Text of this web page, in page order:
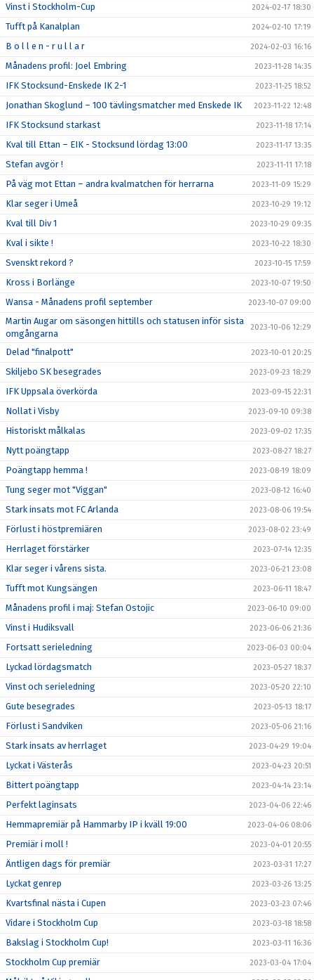
Vinst i Stockholm-Cup 2024-02-17 18:30
Tufft på Kanalplan 2024-02-10 17:19
B o l l e n - r u l l a r 2024-02-03 16:16
Månadens profil: Joel Embring 2023-11-28 14:35
IFK Stocksund-Enskede IK 2-1 2023-11-25 18:52
Jonathan Skoglund – 100 tävlingsmatcher med Enskede IK 2023-11-22 12:48
IFK Stocksund starkast 2023-11-18 17:14
Kval till Ettan – EIK - Stocksund lördag 13:00 2023-11-17 13:35
Stefan avgör ! 2023-11-11 17:18
På väg mot Ettan – andra kvalmatchen för herrarna 2023-11-09 15:29
Klar seger i Umeå 2023-10-29 19:12
Kval till Div 1 2023-10-29 09:35
Kval i sikte ! 2023-10-22 18:30
Svenskt rekord ? 2023-10-15 17:59
Kross i Borlänge 2023-10-07 19:50
Wansa - Månadens profil september 2023-10-07 09:00
Martin Augar om säsongen hittills och statusen inför sista
omgångarna
2023-10-06 12:29
Delad "finalpott" 2023-10-01 20:25
Skiljebo SK besegrades 2023-09-23 18:29
IFK Uppsala överkörda 2023-09-15 22:31
Nollat i Visby 2023-09-10 09:38
Historiskt målkalas 2023-09-02 17:35
Nytt poängtapp 2023-08-27 18:27
Poängtapp hemma ! 2023-08-19 18:09
Tung seger mot "Viggan" 2023-08-12 16:40
Stark insats mot FC Arlanda 2023-08-06 19:54
Förlust i höstpremiären 2023-08-02 23:49
Herrlaget förstärker 2023-07-14 12:35
Klar seger i vårens sista. 2023-06-21 23:08
Tufft mot Kungsängen 2023-06-11 18:47
Månadens profil i maj: Stefan Ostojic 2023-06-10 09:00
Vinst i Hudiksvall 2023-06-06 21:36
Fortsatt serieledning 2023-06-03 00:04
Lyckad lördagsmatch 2023-05-27 18:37
Vinst och serieledning 2023-05-20 22:10
Gute besegrades 2023-05-13 18:17
Förlust i Sandviken 2023-05-06 21:16
Stark insats av herrlaget 2023-04-29 19:04
Lyckat i Västerås 2023-04-23 20:51
Bittert poängtapp 2023-04-14 23:14
Perfekt laginsats 2023-04-06 22:46
Hemmapremiär på Hammarby IP i kväll 19:00 2023-04-06 08:06
Premiär i moll ! 2023-04-01 20:55
Äntligen dags för premiär 2023-03-31 17:27
Lyckat genrep 2023-03-26 13:25
Kvartsfinal nästa i Cupen 2023-03-23 07:46
Vidare i Stockholm Cup 2023-03-18 18:58
Bakslag i Stockholm Cup! 2023-03-11 16:36
Stockholm Cup premiär 2023-03-04 17:04